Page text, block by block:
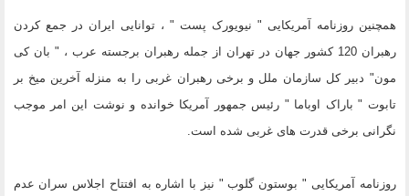
همچنین روزنامه آمریکایی " نیویورک پست " ، توانایی ایران در جمع کردن
رهبران 120 کشور جهان در تهران از جمله رهبران برجسته عرب ، " بان کی
مون" دبیر کل سازمان ملل و برخی رهبران غربی را به منزله آخرین میخ بر
تابوت " باراک اوباما " رئیس جمهور آمریکا خوانده و نوشت این امر موجب
نگرانی برخی قدرت های غربی شده است.
روزنامه آمریکایی " بوستون گلوب " نیز با اشاره به افتتاح اجلاس سران عدم